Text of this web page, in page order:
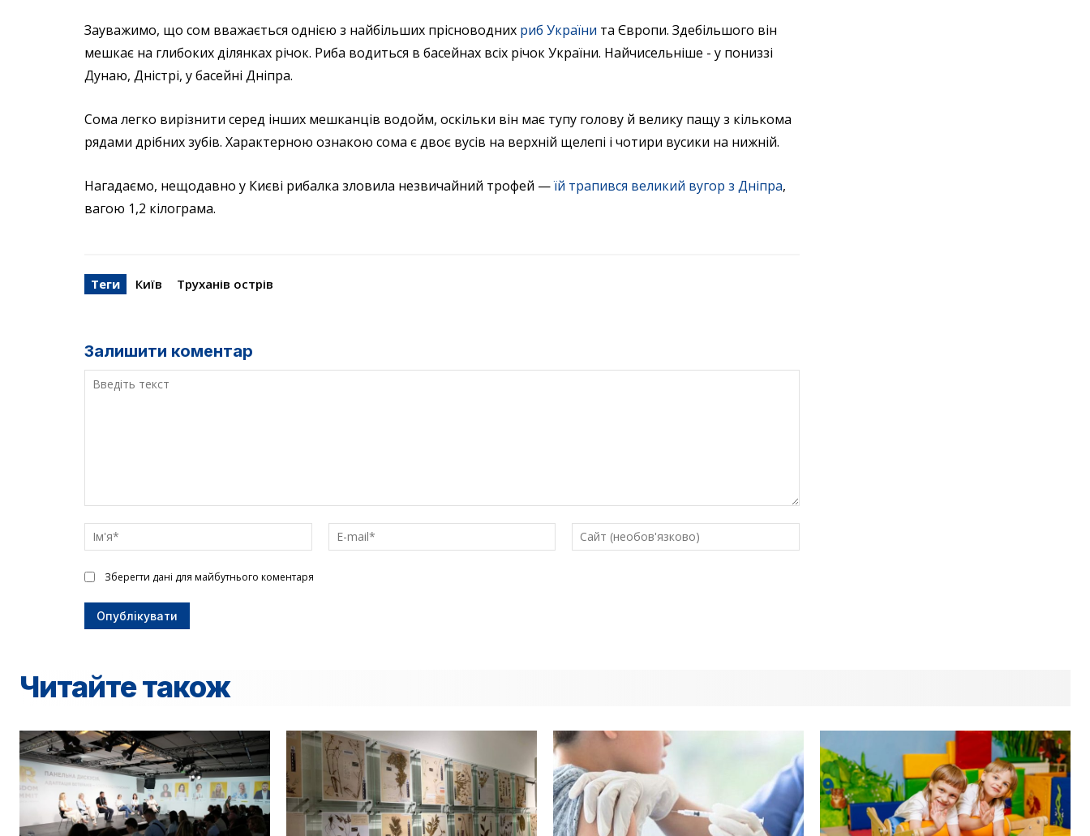
Зауважимо, що сом вважається однією з найбільших прісноводних риб України та Європи. Здебільшого він
мешкає на глибоких ділянках річок. Риба водиться в басейнах всіх річок України. Найчисельніше - у пониззі
Дунаю, Дністрі, у басейні Дніпра.
Сома легко вирізнити серед інших мешканців водойм, оскільки він має тупу голову й велику пащу з кількома
рядами дрібних зубів. Характерною ознакою сома є двоє вусів на верхній щелепі і чотири вусики на нижній.
Нагадаємо, нещодавно у Києві рибалка зловила незвичайний трофей —їй трапився великий вугор з Дніпра,
вагою 1,2 кілограма.
Теги Київ Труханів острів
Залишити коментар
текст
Ім'я*
mail*
(необов'язково)
Зберегти дані для майбутнього коментаря
Читайте також